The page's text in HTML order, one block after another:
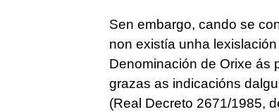
Sen embargo, cando se
non existía unha
Denominación de Orixe ás
grazas as indicacións
(Real Decreto 2671/1985,